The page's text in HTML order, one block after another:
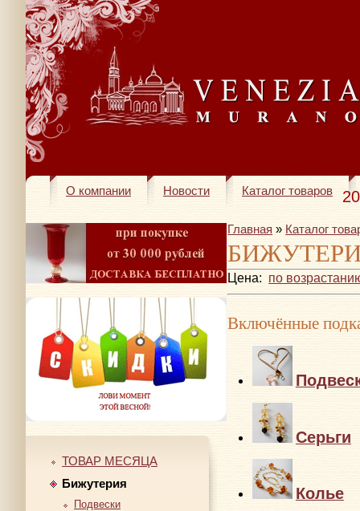
О компании Новости Каталог товаров
ТОВАР МЕСЯЦА
Бижутерия
Подвески
Главная » Каталог
Цена: по
Включённые
Серьги
Колье